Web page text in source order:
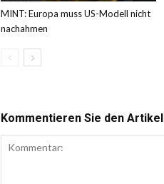
MINT: Europa muss US-Modell nicht
nachahmen
Kommentieren Sie den Artikel